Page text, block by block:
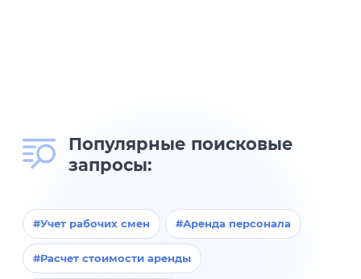
Популярные поисковые
запросы:
#Учет рабочих смен #Аренда персонала
#Расчет стоимости аренды